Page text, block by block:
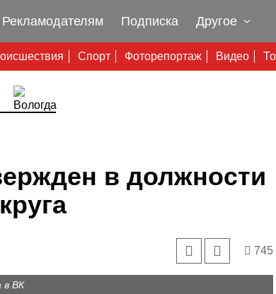
Спорт Фоторепортаж Видео
Рекламодателям Подписка Другое
в должности
745
в ВК